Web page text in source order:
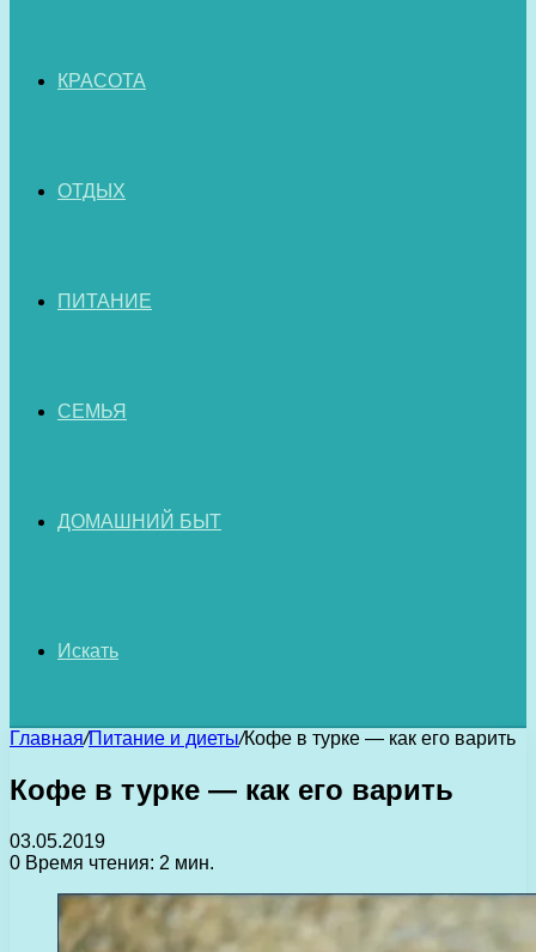
КРАСОТА
ОТДЫХ
ПИТАНИЕ
СЕМЬЯ
ДОМАШНИЙ БЫТ
Искать
Главная/Питание и диеты/Кофе в турке — как его варить
Кофе в турке — как его варить
03.05.2019
0 Время чтения: 2 мин.